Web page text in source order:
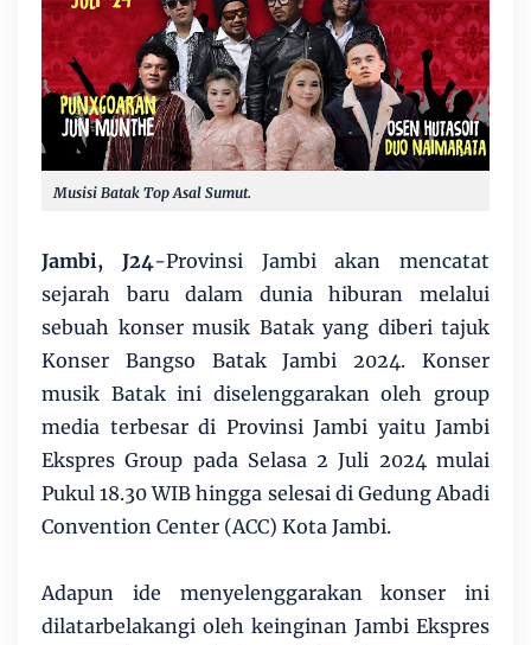
Musisi Batak Top Asal Sumut.
Jambi, J24-Provinsi Jambi akan mencatat
sejarah baru dalam dunia hiburan melalui
sebuah konser musik Batak yang diberi tajuk
Konser Bangso Batak Jambi 2024. Konser
musik Batak ini diselenggarakan oleh group
media terbesar di Provinsi Jambi yaitu Jambi
Ekspres Group pada Selasa 2 Juli 2024 mulai
Pukul 18.30 WIB hingga selesai di Gedung Abadi
Convention Center (ACC) Kota Jambi.
Adapun ide menyelenggarakan konser ini
dilatarbelakangi oleh keinginan Jambi Ekspres